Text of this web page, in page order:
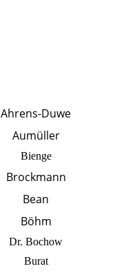
Ahrens-Duwe
Aumüller
Bienge
Brockmann
Bean
Böhm
Dr. Bochow
Burat